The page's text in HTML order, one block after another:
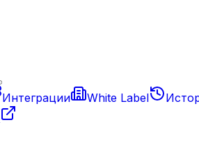
Интеграции White Label